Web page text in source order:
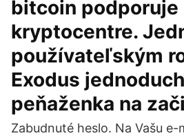
bitcoin podporuje
kryptocentre.
používateľským
Exodus
peňaženka na
Zabudnuté heslo. Na Vašu e-